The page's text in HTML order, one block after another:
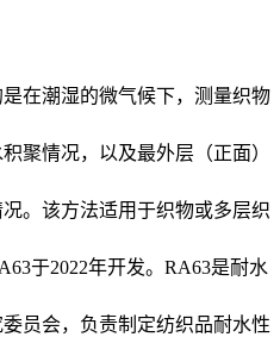
在潮湿的微气候下，测量织物
聚情况，以及最外层（正面）
。该方法适用于织物或多层织
于2022年开发。RA63是耐水
员会，负责制定纺织品耐水性